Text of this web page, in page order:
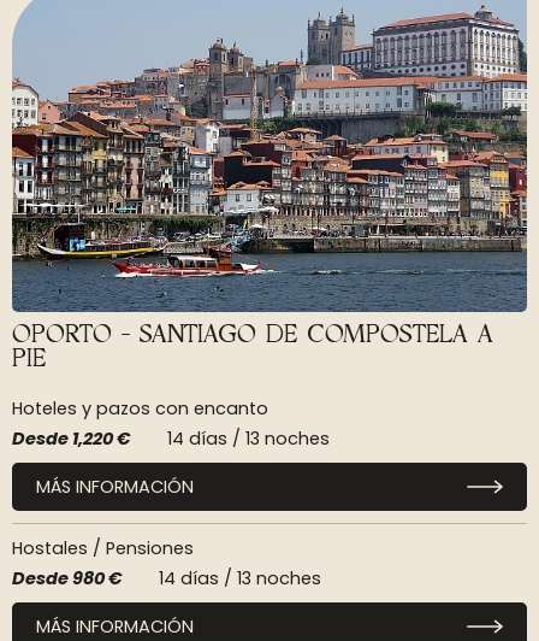
OPORTO - SANTIAGO DE COMPOSTELA A
PIE
Hoteles y pazos con encanto
Desde 1,220 €
14 días / 13 noches
MÁS INFORMACIÓN
Hostales / Pensiones
Desde980 €
14 días / 13 noches
MÁS INFORMACIÓN